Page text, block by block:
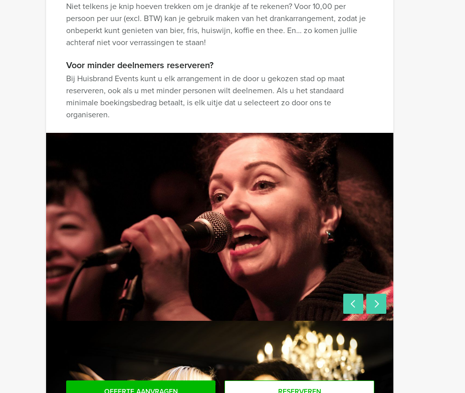
Niet telkens je knip hoeven trekken om je drankje af te rekenen? Voor 10,00 per
persoon per uur (excl. BTW) kan je gebruik maken van het drankarrangement, zodat je
onbeperkt kunt genieten van bier, fris, huiswijn, koffie en thee. En… zo komen jullie
achteraf niet voor verrassingen te staan!
Voor minder deelnemers reserveren?
Bij Huisbrand Events kunt u elk arrangement in de door u gekozen stad op maat
reserveren, ook als u met minder personen wilt deelnemen. Als u het standaard
minimale boekingsbedrag betaalt, is elk uitje dat u selecteert zo door ons te
organiseren.